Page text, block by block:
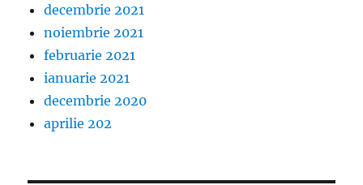
decembrie 2021
noiembrie 2021
februarie 2021
ianuarie 2021
decembrie 2020
aprilie 202